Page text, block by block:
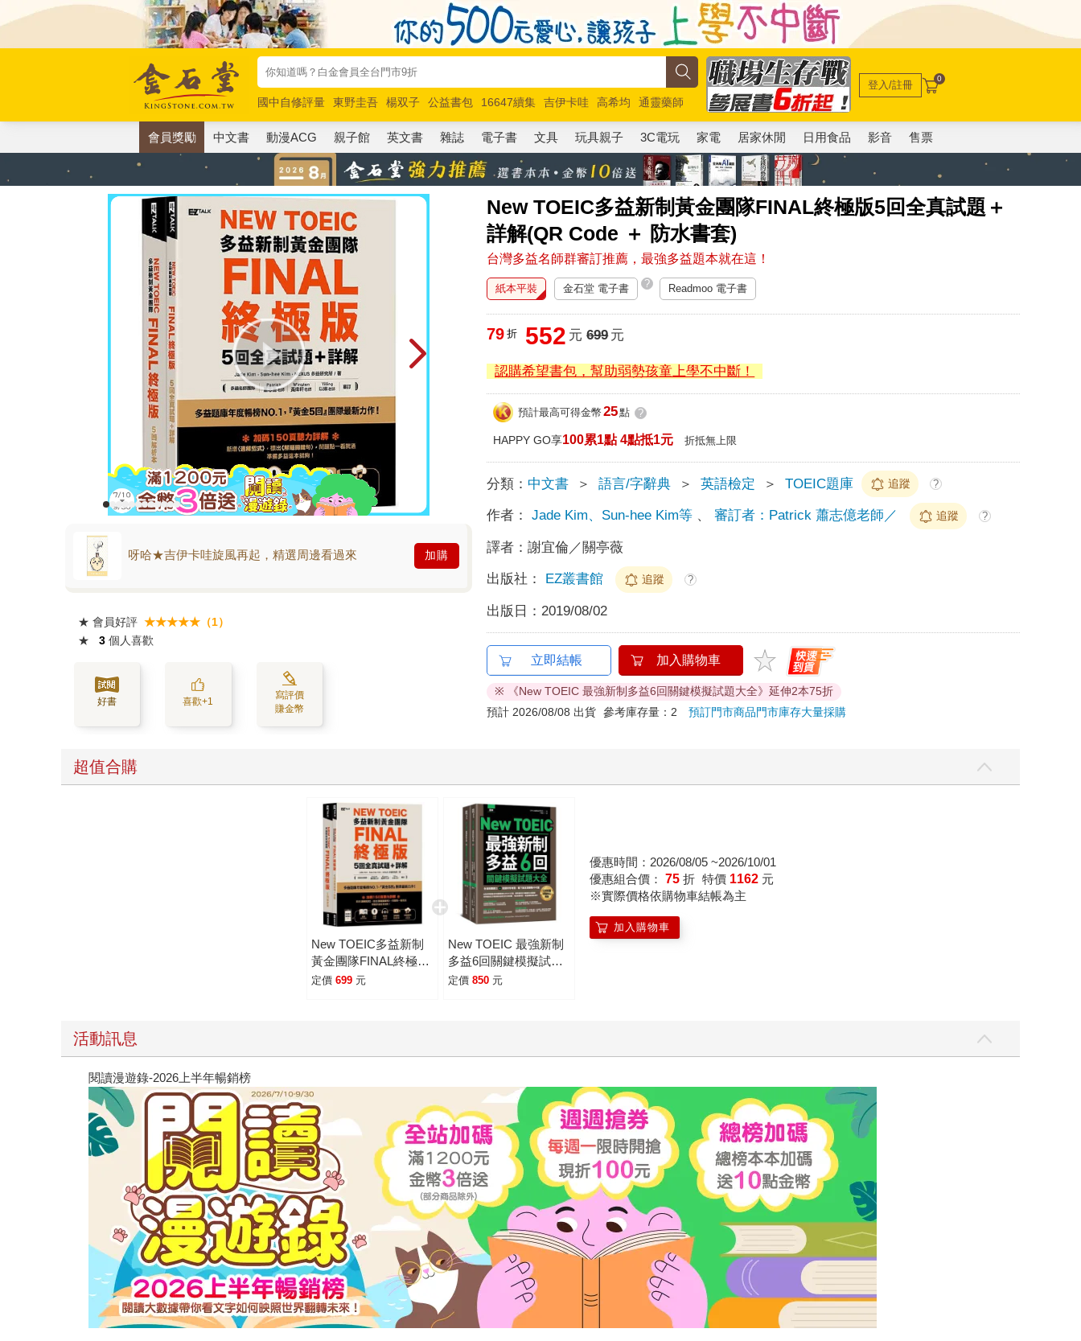
國中自修評量 東野圭吾 楊双子 公益書包 16647續集 吉伊卡哇 高希均
通靈藥師
唯紅花綻放
奧德賽 路邊攤新作 馬斯克 玩具總動員5 超慢跑
登入/註冊 0
會員獎勵 中文書 動漫ACG 親子館 英文書 雜誌 電子書 文具 玩具親子 3C電玩 家電 居家休閒 日用食品 影音 售票
New TOEIC多益新制黃金團隊FINAL終極版5回全真試題＋
詳解(QR Code ＋ 防水書套)
台灣多益名師群審訂推薦，最強多益題本就在這！
呀哈★吉伊卡哇旋風再起，精選周邊看過來 加購
★ 會員好評 ★★★★★（1）
★
3 個人喜歡
好書 喜歡+1
寫評價
賺金幣
紙本平裝 金石堂 電子書 ? Readmoo 電子書
79 折 552 元 699元
認購希望書包，幫助弱勢孩童上學不中斷！
預計最高可得金幣 25點 ?
HAPPY GO享100累1點 4點抵1元 折抵無上限
分類： 中文書 ＞ 語言/字辭典 ＞ 英語檢定 ＞ TOEIC題庫 追蹤 ?
作者： Jade Kim、Sun-hee Kim等 、審訂者：Patrick 蕭志億老師／ 追蹤 ?
譯者：謝宜倫／關亭薇
出版社： EZ叢書館 追蹤 ?
出版日： 2019/08/02
立即結帳 加入購物車
※ 《New TOEIC 最強新制多益6回關鍵模擬試題大全》延伸2本75折
預計 2026/08/08 出貨 參考庫存量：2預訂門市商品門市庫存大量採購
超值合購
New TOEIC多益新制
黃金團隊FINAL終極版
5回全真試題＋詳解
定價 699 元
New TOEIC 最強新制
多益6回關鍵模擬試題
大全：全面制霸聽力＋
定價 850 元
優惠時間：2026/08/05 ~2026/10/01
優惠組合價： 75 折 特價 1162 元
※實際價格依購物車結帳為主
加入購物車
活動訊息
閱讀漫遊錄-2026上半年暢銷榜